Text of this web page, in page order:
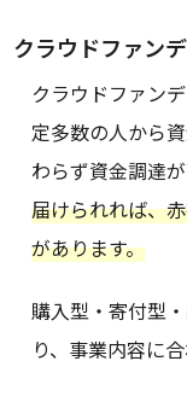
クラウドファン
クラウドファン
定多数の人から
わらず資金調達
届けられれば、
があります。
購入型・寄付型
り、事業内容に